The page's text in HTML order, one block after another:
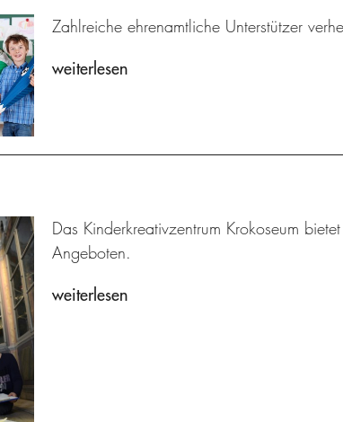
Zahlreiche ehrenamtliche Unterstützer
weiterlesen
Das Kinderkreativzentrum Krokoseum
Angeboten.
weiterlesen